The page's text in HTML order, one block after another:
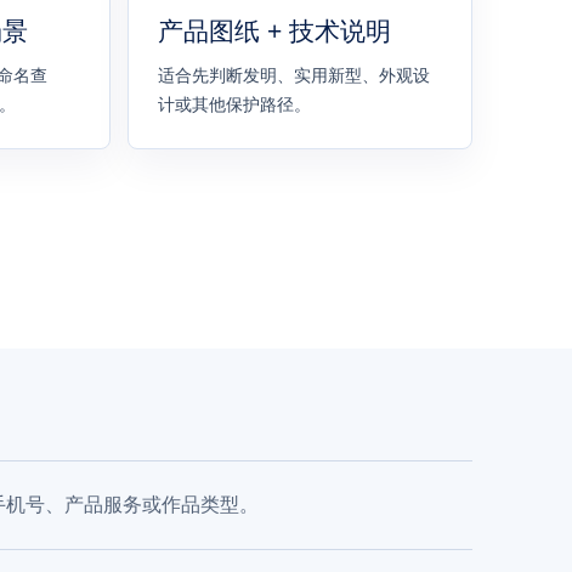
名查
产品图纸 + 技术说明
适合先判断发明、实用新型、外观设
计或其他保护路径。
号、产品服务或作品类型。